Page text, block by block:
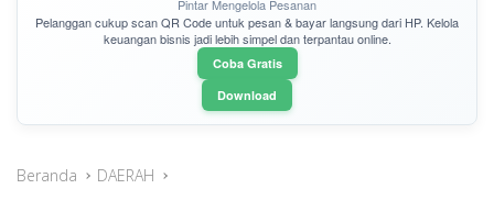
Pintar Mengelola Pesanan
Pelanggan cukupscan QR Codeuntuk pesan & bayar langsung dari HP. Kelola
keuangan bisnis jadi lebih simpel dan terpantau online.
Coba Gratis
Download
Beranda DAERAH